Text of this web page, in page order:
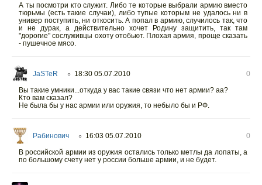
А ты посмотри кто служит. Либо те которые выбрали армию вместо
тюрьмы (есть такие случаи), либо тупые которым не удалось ни в
универ поступить, ни откосить. А попал в армию, случилось так, что
и не дурак, а действительно хочет Родину защитить, так там
"дорогие" сослуживцы охоту отобьют. Плохая армия, проще сказать
- пушечное мясо.
JaSTeR ○ 18:30 05.07.2010
0
Вы такие умники...откуда у вас такие связи что нет армии? аа?
Кто вам сказал?
Не была бы у нас армии или оружия, то небыло бы и РФ.
Рабинович ○ 16:03 05.07.2010
0
В российской армии из оружия остались только метлы да лопаты, а
по большому счету нет у россии больше армии, и не будет.